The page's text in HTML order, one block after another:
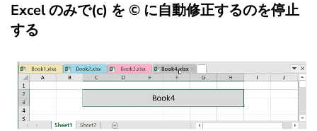
Excel のみで(c) を © に自動修正するのを停止
する